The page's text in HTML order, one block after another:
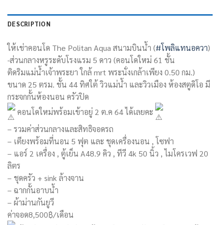
DESCRIPTION
ให้เช่าคอนโด The Politan Aqua สนามบินน้ำ (#โพลิแทนอควา)
-ส่วนกลางหรูระดับโรงแรม 5 ดาว (คอนโดใหม่ 61 ชั้น
ติดริมแม่น้ำเจ้าพระยา ใกล้ mrt พระนั่งเกล้าเพียง 0.50 กม.)
ขนาด 25 ตรม. ชั้น 44 ทิศใต้ วิวแม่น้ำ และวิวเมือง ห้องสตูดิโอ มี
กระจกกั้นห้องนอน ครัวปิด
คอนโดใหม่พร้อมเข้าอยู่ 2 ต.ค 64 ได้เลยคะ
– รวมค่าส่วนกลางและสิทธิจอดรถ
– เตียงพร้อมที่นอน 5 ฟุต และ ชุดเครื่องนอน , โซฟา
– แอร์ 2 เครื่อง , ตู้เย็น A48.9 คิว , ทีวี 4k 50 นิ้ว , ไมโครเวฟ 20
ลิตร
– ชุดครัว + sink ล้างจาน
– ฉากกั้นอาบน้ำ
– ผ้าม่านกันยูวี
ค่าจอด8,500฿/เดือน